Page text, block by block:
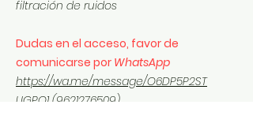
filtración de ruidos
Dudas en el acceso, favor de
comunicarse por WhatsApp
https://wa.me/message/O6DP5P2ST
UGPO1 (9621276509)